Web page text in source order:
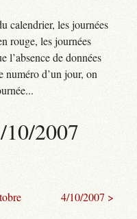
calendrier, les journées
rouge, les journées
l’absence de données
numéro d’un jour, on
10/2007
4/10/2007 >